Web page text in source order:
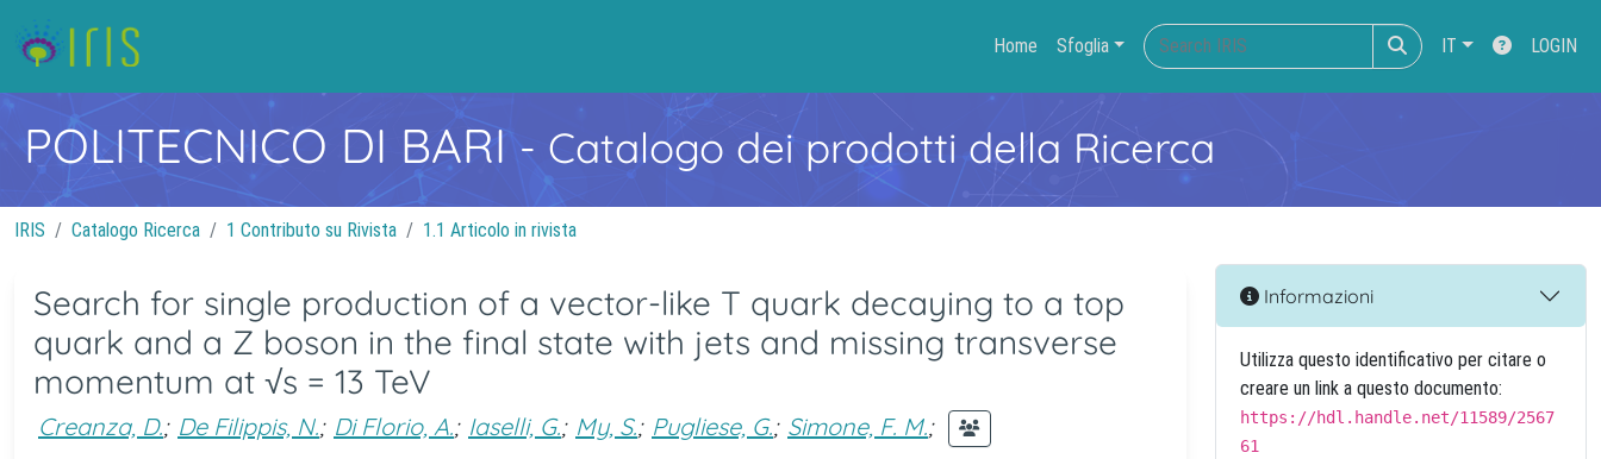
Home Sfoglia IT LOGIN
POLITECNICO DI BARI- Catalogo dei prodotti della Ricerca
IRIS Catalogo Ricerca 1 Contributo su Rivista 1.1 Articolo in rivista
Search for single production of a vector-like T quark decaying to a top
quark and a Z boson in the final state with jets and missing transverse
momentum at √s = 13 TeV
Creanza, D.; De Filippis, N.; Di Florio, A.; Iaselli, G.; My, S.; Pugliese, G.; Simone, F. M.;
Informazioni
Utilizza questo identificativo per citare o
creare un link a questo documento:
https://hdl.handle.net/11589/2567
61